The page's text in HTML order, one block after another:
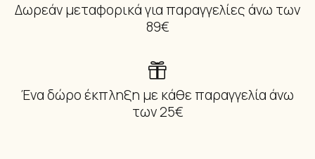
Δωρεάν μεταφορικά για παραγγελίες άνω των
89€
Ένα δώρο έκπληξη με κάθε παραγγελία άνω
των 25€